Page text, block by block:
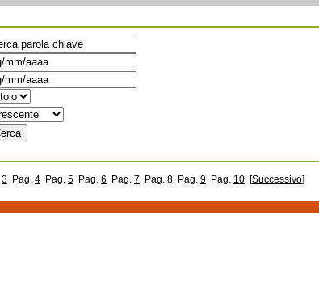
3 Pag. 4 Pag. 5 Pag. 6 Pag. 7 Pag. 8 Pag. 9 Pag. 10 [Successivo]